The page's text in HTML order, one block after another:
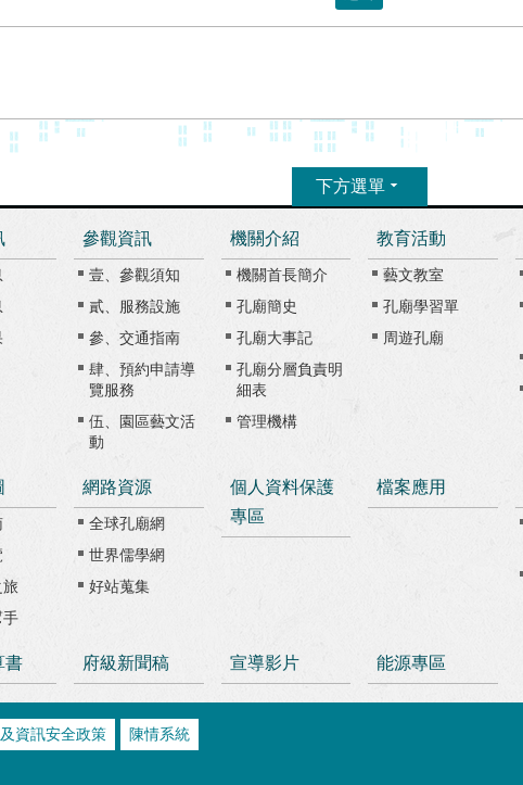
下方選單
參觀資訊
壹、參觀須知
貳、服務設施
參、交通指南
肆、預約申請導
覽服務
伍、園區藝文活
動
機關介紹
機關首長簡介
孔廟簡史
孔廟大事記
孔廟分層負責明
細表
管理機構
教育活動
藝文教室
孔廟學習單
周遊孔廟
手
網路資源
全球孔廟網
世界儒學網
好站蒐集
個人資料保護
專區
檔案應用
書 府級新聞稿 宣導影片 能源專區
資訊安全政策
陳情系統